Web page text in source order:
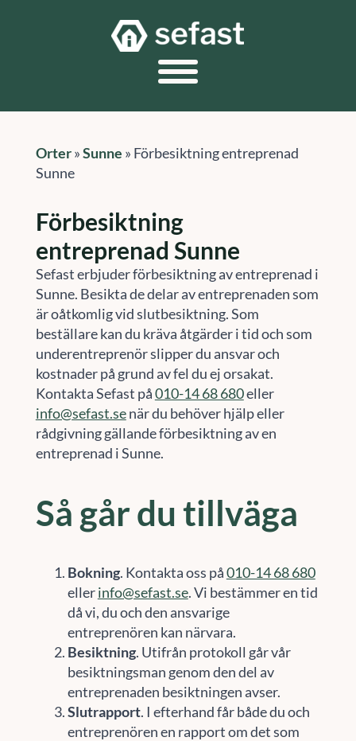
Orter»Sunne » Förbesiktning entreprenad
Sunne
Förbesiktning
entreprenad Sunne
Sefast erbjuder förbesiktning av entreprenad i
Sunne. Besikta de delar av entreprenaden som
är oåtkomlig vid slutbesiktning. Som
beställare kan du kräva åtgärder i tid och som
underentreprenör slipper du ansvar och
kostnader på grund av fel du ej orsakat.
Kontakta Sefast på010-14 68 680eller
info@sefast.senär du behöver hjälp eller
rådgivning gällande förbesiktning av en
entreprenad i Sunne.
Så går du tillväga
Bokning. Kontakta oss på010-14 68 680
ellerinfo@sefast.se. Vi bestämmer en tid
då vi, du och den ansvarige
entreprenören kan närvara.
Besiktning. Utifrån protokoll går vår
besiktningsman genom den del av
entreprenaden besiktningen avser.
Slutrapport. I efterhand får både du och
entreprenören en rapport om det som